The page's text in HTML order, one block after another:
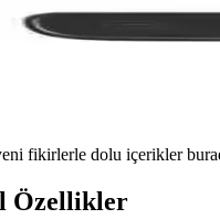
fikirlerle dolu içerikler
Özellikler